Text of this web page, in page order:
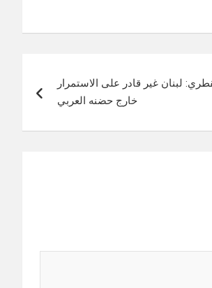
لبنان غير قادر على الاستمرار
خارج حضنه العربي